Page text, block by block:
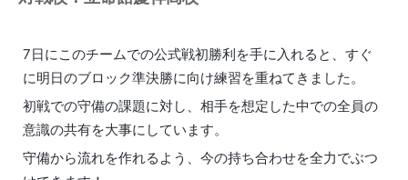
7日にこのチームでの公式戦初勝利を手に入れると、すぐ
に明日のブロック準決勝に向け練習を重ねてきました。
初戦での守備の課題に対し、相手を想定した中での全員の
意識の共有を大事にしています。
守備から流れを作れるよう、今の持ち合わせを全力でぶつ